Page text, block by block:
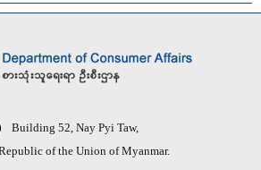
Building 52, Nay Pyi Taw,
of the Union of Myanmar.